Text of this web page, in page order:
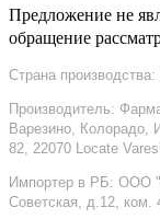
Предложение не
обращение
Страна
Производитель:
Варезино, Колорадо,
82, 22070 Locate
Импортер в РБ: ООО
Советская, д.12, ком.